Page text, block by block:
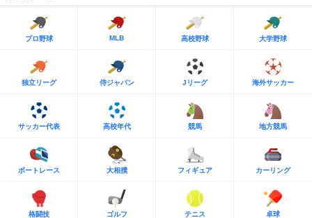
プロ野球 MLB 高校野球 大学野球
独立リーグ 侍ジャパン Jリーグ 海外サッカー
サッカー代表 高校年代 競馬 地方競馬
ボートレース 大相撲 フィギュア カーリング
格闘技 ゴルフ テニス 卓球